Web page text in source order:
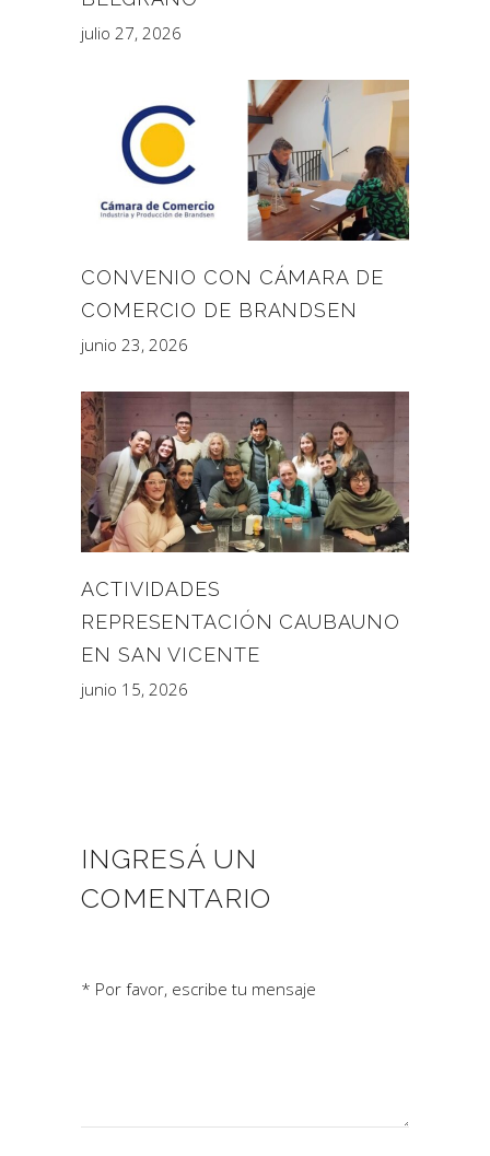
julio 27, 2026
CONVENIO CON CÁMARA DE
COMERCIO DE BRANDSEN
junio 23, 2026
ACTIVIDADES
REPRESENTACIÓN CAUBAUNO
EN SAN VICENTE
junio 15, 2026
INGRESÁ UN
COMENTARIO